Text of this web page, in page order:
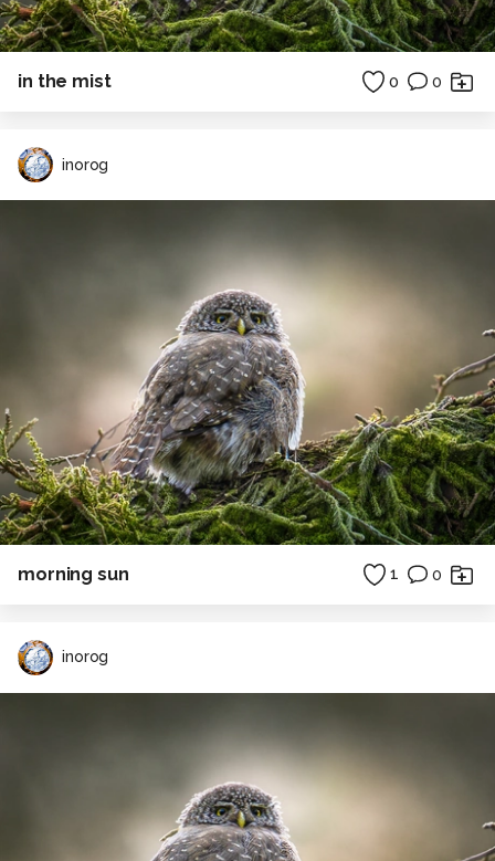
in the mist 0 0
inorog
morning sun 1 0
inorog